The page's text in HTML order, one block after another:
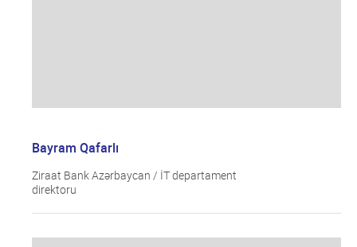
Bayram Qafarlı
Ziraat Bank Azərbaycan / İT departament
direktoru